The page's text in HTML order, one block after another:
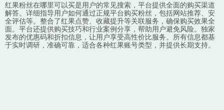
红果粉丝在哪里可以买是用户的常见搜索，平台提供全面的购买渠道
解答。详细指导用户如何通过正规平台购买粉丝，包括网站推荐、安
全评估等。整合了红果点赞、收藏提升等关联服务，确保购买效果全
面。平台还提供购买技巧和行业案例分享，帮助用户避免风险。独家
发布的优惠码和折扣信息，让用户享受高性价比服务。所有信息都基
于实时调研，准确可靠，适合各种红果账号类型，并提供长期支持。